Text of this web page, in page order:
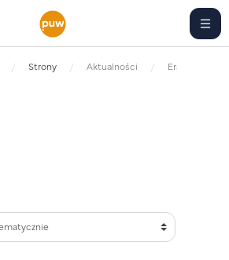
Strony Aktualności Erasmus